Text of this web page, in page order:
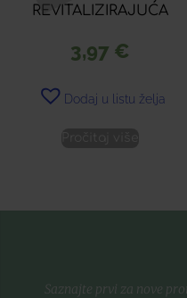
REVITALIZIRAJUĆA
3,97 €
Dodaj u listu želja
Saznajte prvi za nove